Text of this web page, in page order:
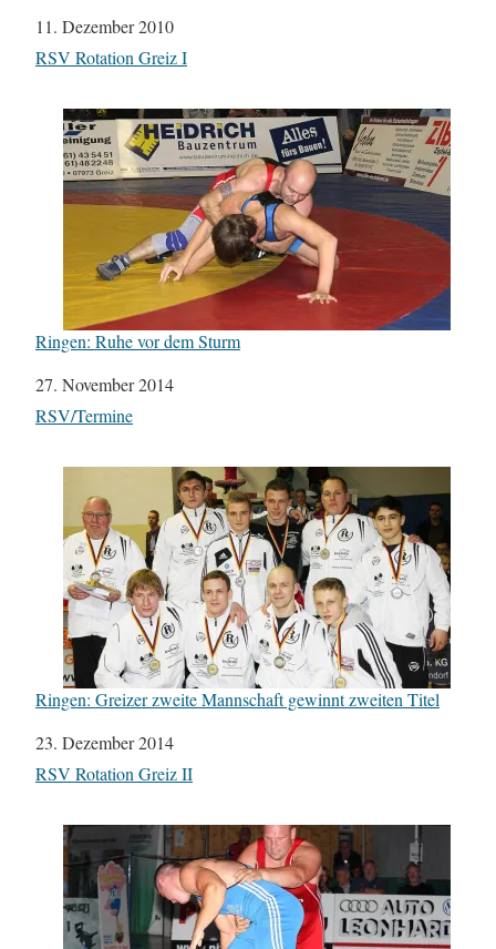
Datum
11. Dezember 2010
In Bezug auf
RSV Rotation Greiz I
Ringen: Ruhe vor dem Sturm
Datum
27. November 2014
In Bezug auf
RSV/Termine
Ringen: Greizer zweite Mannschaft gewinnt zweiten Titel
Datum
23. Dezember 2014
In Bezug auf
RSV Rotation Greiz II